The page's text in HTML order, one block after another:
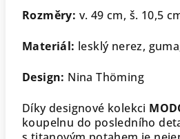
Rozměry: v. 49 cm, š. 10,5
Materiál: lesklý nerez,
Design: Nina Thöming
Díky designové kolekci
koupelnu do posledního